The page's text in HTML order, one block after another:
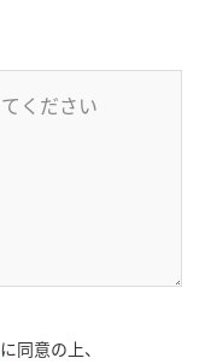
に同意の上、